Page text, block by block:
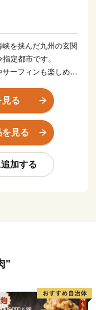
を挟んだ九州の玄関
定都市です。
ーフィンも楽しめる
める都市です。
ん・肉うどん・辛子
加え、黒毛和牛・ウ
品も豊富に揃えてい
市の魅力をご体感く
る
見る
加する
"